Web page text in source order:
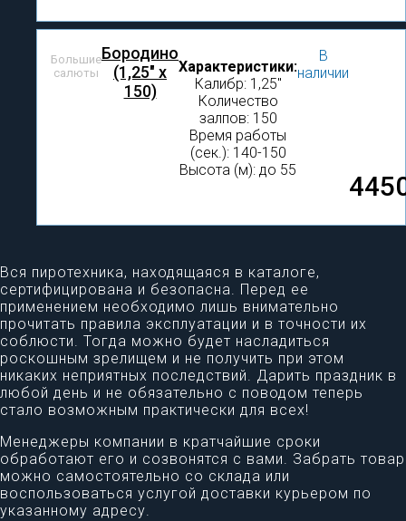
Большие
салюты
Бородино
(1,25" х
150)
Характеристики:
Калибр: 1,25″
Количество
залпов: 150
Время работы
(сек.): 140-150
Высота (м): до 55
В
наличии
Вся пиротехника, находящаяся в каталоге,
сертифицирована и безопасна. Перед ее
применением необходимо лишь внимательно
прочитать правила эксплуатации и в точности их
соблюсти. Тогда можно будет насладиться
роскошным зрелищем и не получить при этом
никаких неприятных последствий. Дарить праздник в
любой день и не обязательно с поводом теперь
стало возможным практически для всех!
Менеджеры компании в кратчайшие сроки
обработают его и созвонятся с вами. Забрать товар
можно самостоятельно со склада или
воспользоваться услугой доставки курьером по
указанному адресу.